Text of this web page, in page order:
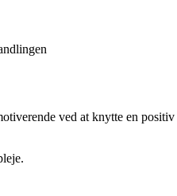
ved at knytte en